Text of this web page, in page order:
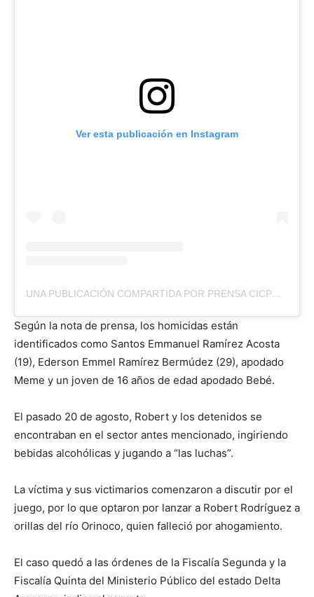
Ver esta publicación en Instagram
UNA PUBLICACIÓN COMPARTIDA POR PRENSA CICPC (@PRENSACICPC)
Según la nota de prensa, los homicidas están
identificados como Santos Emmanuel Ramírez Acosta
(19), Ederson Emmel Ramírez Bermúdez (29), apodado
Meme y un joven de 16 años de edad apodado Bebé.
El pasado 20 de agosto, Robert y los detenidos se
encontraban en el sector antes mencionado, ingiriendo
bebidas alcohólicas y jugando a “las luchas”.
La víctima y sus victimarios comenzaron a discutir por el
juego, por lo que optaron por lanzar a Robert Rodríguez a
orillas del río Orinoco, quien falleció por ahogamiento.
El caso quedó a las órdenes de la Fiscalía Segunda y la
Fiscalía Quinta del Ministerio Público del estado Delta